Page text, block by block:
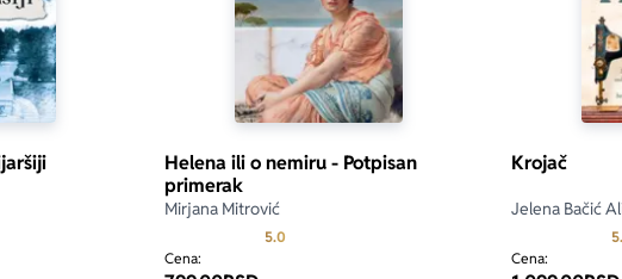
u levo
Helena ili o nemiru - Potpisan
primerak
Mirjana Mitrović
5.0
Cena:
Krojač
Jelena Bačić
Cena: